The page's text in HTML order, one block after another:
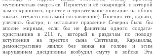
мученическая смерть св. Перпетуи и её товарищей, о которой
нам сохранилось простое и трогательное описание на обоих
языках, отчасти ею самой составленное). Гонения эти, однако,
улеглись быстро, и остальное правление Северов было бы
вполне мирным, если бы не фанатизм одного солдата-
христианина в 211 г., который к раздачам по поводу
вступления на престол сына Септимия, Каракаллы,
демонстративно явился без венка на голове и этим
нарушением дисциплины возбудил смуту в войске. Эта